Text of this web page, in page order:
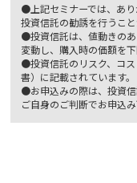
●上記セミナーでは、あ
投資信託の勧誘を行うこと
●投資信託は、値動きの
変動し、購入時の価額を下
●投資信託のリスク、コ
書）に記載されています。
●お申込みの際は、投資信
ご自身のご判断でお申込み